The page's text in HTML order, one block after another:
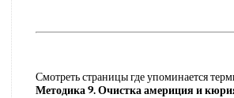
Смотреть страницы где упоминается
Методика 9. Очистка америция и